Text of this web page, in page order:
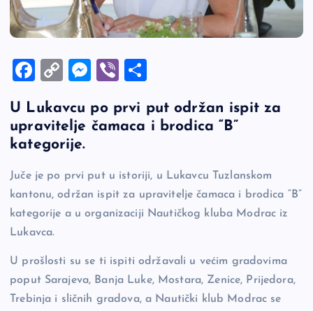
F
c
e
o
o
k
C
p
y
n
k
M
se
n
er
Vi
er ar
e
U Lukavcu po prvi put održan ispit za
upravitelje čamaca i brodica “B”
kategorije.
Juče je po prvi put u istoriji, u Lukavcu Tuzlanskom
kantonu, održan ispit za upravitelje čamaca i brodica “B”
kategorije a u organizaciji Nautičkog kluba Modrac iz
Lukavca.
U prošlosti su se ti ispiti održavali u većim gradovima
poput Sarajeva, Banja Luke, Mostara, Zenice, Prijedora,
Trebinja i sličnih gradova, a Nautički klub Modrac se